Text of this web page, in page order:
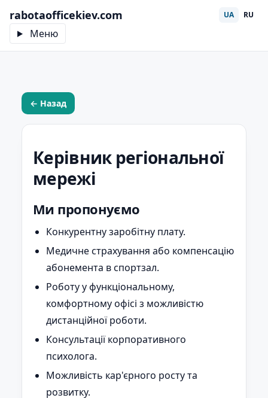
rabotaofficekiev.com
Меню
UA RU
← Назад
Керівник регіональної
мережі
Ми пропонуємо
Конкурентну заробітну плату.
Медичне страхування або компенсацію
абонемента в спортзал.
Роботу у функціональному,
комфортному офісі з можливістю
дистанційної роботи.
Консультації корпоративного
психолога.
Можливість кар'єрного росту та
розвитку.